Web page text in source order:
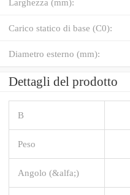
Carico statico di base (C0):
Diametro esterno (mm):
Dettagli del prodotto
B
Peso
Angolo (&alfa;)